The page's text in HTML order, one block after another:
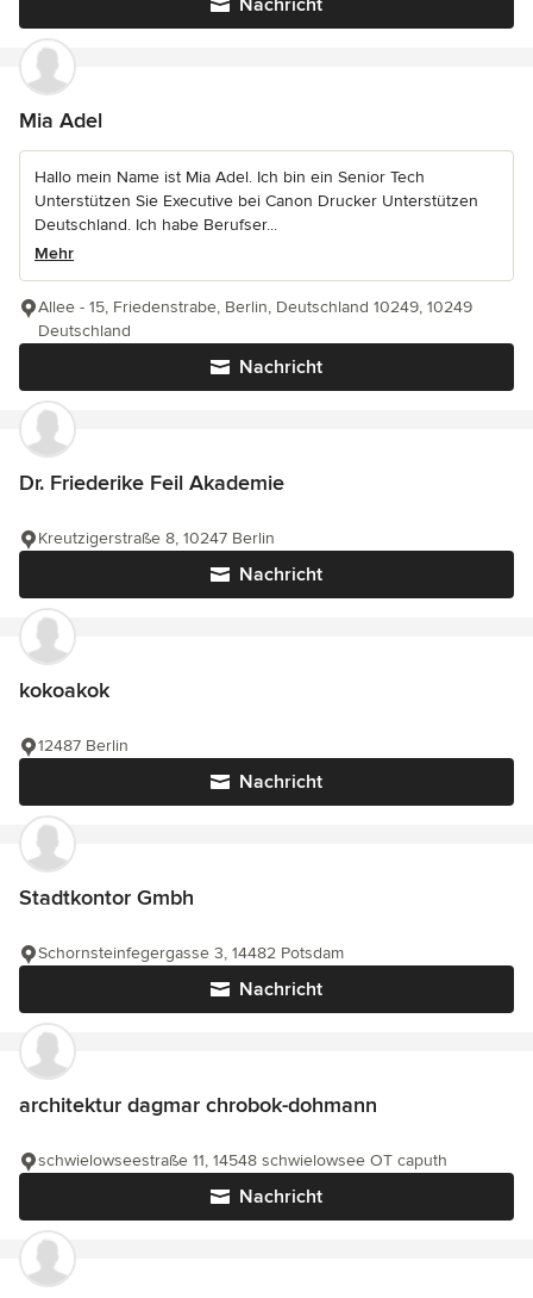
Nachricht
Mia Adel
Hallo mein Name ist Mia Adel. Ich bin ein Senior Tech
Unterstützen Sie Executive bei Canon Drucker Unterstützen
Deutschland. Ich habe Berufser...
Mehr
Nachricht
Allee - 15, Friedenstrabe, Berlin, Deutschland 10249, 10249
Deutschland
Dr. Friederike Feil Akademie
Nachricht
Kreutzigerstraße 8, 10247 Berlin
kokoakok
Nachricht
12487 Berlin
Stadtkontor Gmbh
Nachricht
Schornsteinfegergasse 3, 14482 Potsdam
architektur dagmar chrobok-dohmann
Nachricht
schwielowseestraße 11, 14548 schwielowsee OT caputh